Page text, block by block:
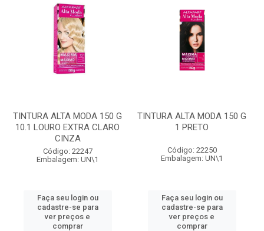
TINTURA ALTA MODA 150 G
10.1 LOURO EXTRA CLARO
CINZA
Código: 22247
Embalagem: UN\1
Faça seu login ou
cadastre-se para
ver preços e
comprar
TINTURA ALTA MODA 150 G
1 PRETO
Código: 22250
Embalagem: UN\1
Faça seu login ou
cadastre-se para
ver preços e
comprar